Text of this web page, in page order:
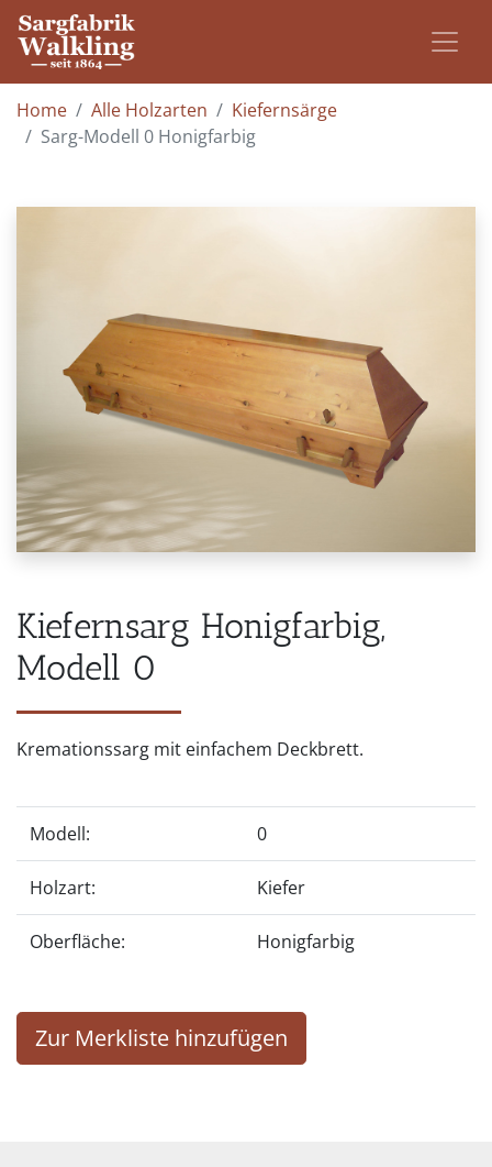
Home Alle Holzarten
Kiefernsärge
Sarg-Modell 0 Honigfarbig
Kiefernsarg Honigfarbig,
Modell 0
Kremationssarg mit einfachem Deckbrett.
Modell: 0
Holzart: Kiefer
Oberfläche: Honigfarbig
Zur Merkliste hinzufügen